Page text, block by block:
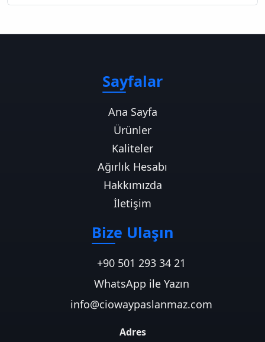
Sayfalar
Ana Sayfa
Ürünler
Kaliteler
Ağırlık Hesabı
Hakkımızda
İletişim
Bize Ulaşın
+90 501 293 34 21
WhatsApp ile Yazın
info@ciowaypaslanmaz.com
Adres